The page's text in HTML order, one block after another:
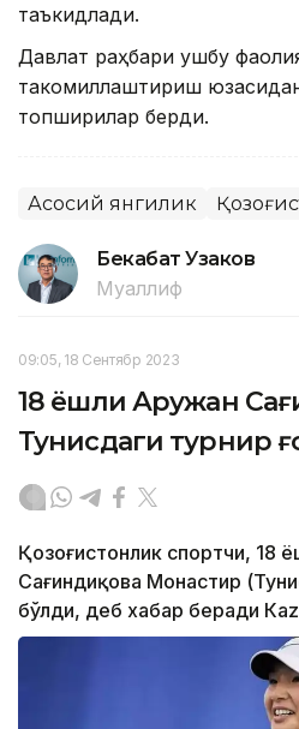
таъкидлади.
Давлат раҳбари ушбу
такомиллаштириш юзасидан
топшириқлар берди.
Асосий янгилик
Бекабат Узаков
Муаллиф
09:05, 18 Сентябр 2023
18 ёшли Аружан
Тунисдаги турнир
Қозоғистонлик спортчи, 18
Сағиндиқова Монастир
бўлди, деб хабар беради